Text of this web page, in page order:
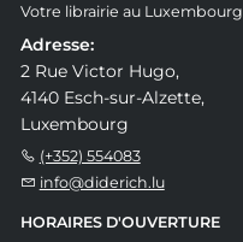
Votre librairie au Luxembourg
Adresse:
2 Rue Victor Hugo,
4140 Esch-sur-Alzette,
Luxembourg
(+352) 554083
info@diderich.lu
HORAIRES D'OUVERTURE